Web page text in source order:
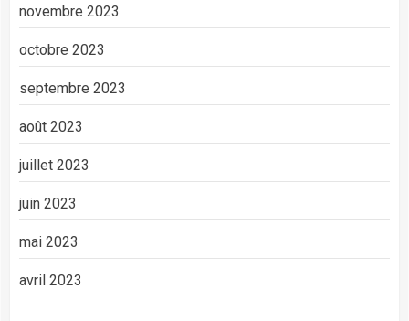
novembre 2023
octobre 2023
septembre 2023
août 2023
juillet 2023
juin 2023
mai 2023
avril 2023